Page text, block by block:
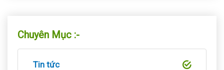
Chuyên Mục :-
Tin tức